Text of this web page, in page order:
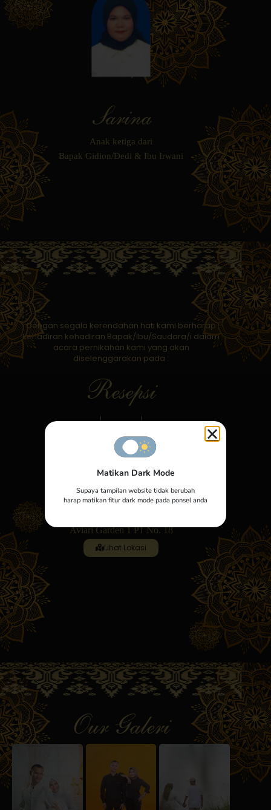
Sarina
Anak ketiga dari
Bapak Gidion/Dedi & Ibu Irwani
Dengan segala kerendahan hati kami berharap
kehadiran kehadiran Bapak/Ibu/Saudara/i dalam
acara pernikahan kami yang akan
diselenggarakan pada :
Resepsi
2024
Pukul : 13.00 WIB
Lokasi
Aviari Garden 1 P1 No. 18
Lihat Lokasi
Our Galeri
Matikan Dark Mode
Supaya tampilan website tidak berubah
harap matikan fitur dark mode pada ponsel anda